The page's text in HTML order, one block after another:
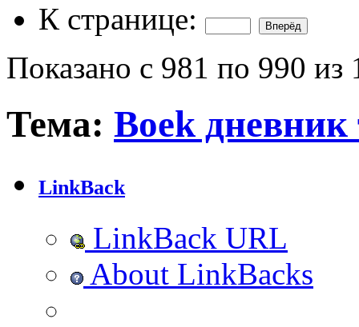
К странице:
Показано с 981 по 990 из
Тема: Boek
LinkBack
LinkBack URL
About LinkBacks